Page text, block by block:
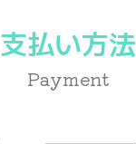
支払い方法
Payment